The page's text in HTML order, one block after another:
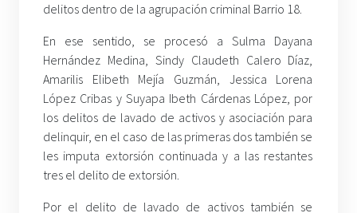
delitos dentro de la agrupación criminal Barrio 18.
En ese sentido, se procesó a Sulma Dayana
Hernández Medina, Sindy Claudeth Calero Díaz,
Amarilis Elibeth Mejía Guzmán, Jessica Lorena
López Cribas y Suyapa Ibeth Cárdenas López, por
los delitos de lavado de activos y asociación para
delinquir, en el caso de las primeras dos también se
les imputa extorsión continuada y a las restantes
tres el delito de extorsión.
Por el delito de lavado de activos también se